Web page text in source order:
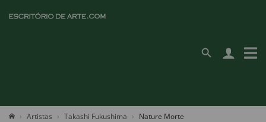
Artistas Takashi Fukushima Nature Morte